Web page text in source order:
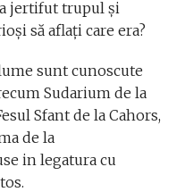
jertifut trupul și
să aflați care era?
sunt cunoscute
Sudarium de la
Sfant de la Cahors,
de la
in legatura cu